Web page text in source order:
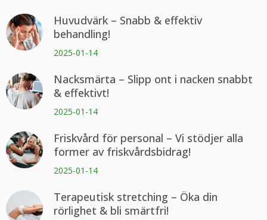
Huvudvärk – Snabb & effektiv
behandling!
2025-01-14
Nacksmärta – Slipp ont i nacken snabbt
& effektivt!
2025-01-14
Friskvård för personal – Vi stödjer alla
former av friskvårdsbidrag!
2025-01-14
Terapeutisk stretching – Öka din
rörlighet & bli smärtfri!